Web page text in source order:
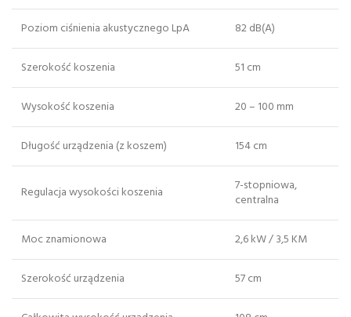
Poziom ciśnienia akustycznego LpA 82 dB(A)
Szerokość koszenia 51 cm
Wysokość koszenia 20 – 100 mm
Długość urządzenia (z koszem) 154 cm
Regulacja wysokości koszenia
7-stopniowa,
centralna
Moc znamionowa 2,6 kW / 3,5 KM
Szerokość urządzenia 57 cm